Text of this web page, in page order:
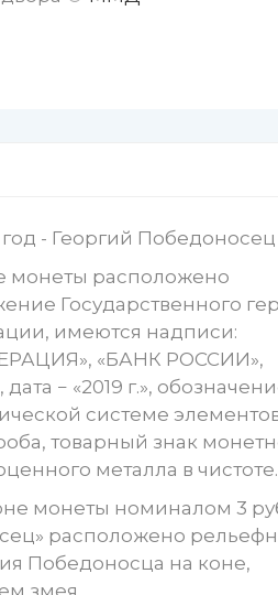
год - Георгий Победоносец
монеты расположено
Государственного
имеются надписи:
«БАНК РОССИИ»,
− «2019 г.»,
системе
товарный знак
металла в чистоте.
монеты номиналом 3
расположено
Победоносца на коне,
змея.